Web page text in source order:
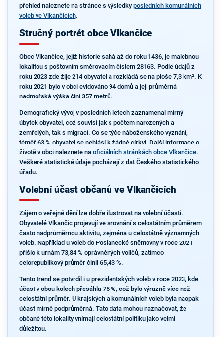
přehled naleznete na stránce s výsledky posledních komunálních
voleb ve Vlkančicích.
Stručný portrét obce Vlkančice
Obec Vlkančice, jejíž historie sahá až do roku 1436, je malebnou
lokalitou s poštovním směrovacím číslem 28163. Podle údajů z
roku 2023 zde žije 214 obyvatel a rozkládá se na ploše 7,3 km². K
roku 2021 bylo v obci evidováno 94 domů a její průměrná
nadmořská výška činí 357 metrů.
Demografický vývoj v posledních letech zaznamenal mírný
úbytek obyvatel, což souvisí jak s počtem narozených a
zemřelých, tak s migrací. Co se týče náboženského vyznání,
téměř 63 % obyvatel se nehlásí k žádné církvi. Další informace o
životě v obci naleznete na oficiálních stránkách obce Vlkančice.
Veškeré statistické údaje pocházejí z dat Českého statistického
úřadu.
Volební účast občanů ve Vlkančicích
Zájem o veřejné dění lze dobře ilustrovat na volební účasti.
Obyvatelé Vlkančic projevují ve srovnání s celostátním průměrem
často nadprůměrnou aktivitu, zejména u celostátně významných
voleb. Například u voleb do Poslanecké sněmovny v roce 2021
přišlo k urnám 73,84 % oprávněných voličů, zatímco
celorepublikový průměr činil 65,43 %.
Tento trend se potvrdil i u prezidentských voleb v roce 2023, kde
účast v obou kolech přesáhla 75 %, což bylo výrazně více než
celostátní průměr. U krajských a komunálních voleb byla naopak
účast mírně podprůměrná. Tato data mohou naznačovat, že
občané této lokality vnímají celostátní politiku jako velmi
důležitou.